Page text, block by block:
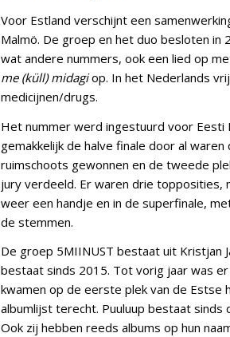
Voor Estland verschijnt een
Malmö. De groep en het duo besloten in
wat andere nummers, ook een lied op
me (küll) midagiop. In het Nederlands
medicijnen/drugs.
Het nummer werd ingestuurd voor Eesti
gemakkelijk de halve finale door al
ruimschoots gewonnen en de tweede
jury verdeeld. Er waren drie topposities,
weer een handje en in de superfinale,
de stemmen.
De groep 5MIINUST bestaat uit Kristjan
bestaat sinds 2015. Tot vorig jaar was
kwamen op de eerste plek van de Estse
albumlijst terecht. Puuluup bestaat sinds
Ook zij hebben reeds albums op hun